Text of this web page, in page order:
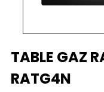
TABLE GAZ
RATG4N